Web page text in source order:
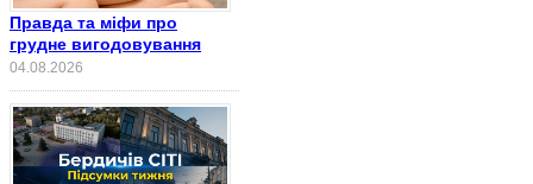
Правда та міфи про
грудне вигодовування
04.08.2026